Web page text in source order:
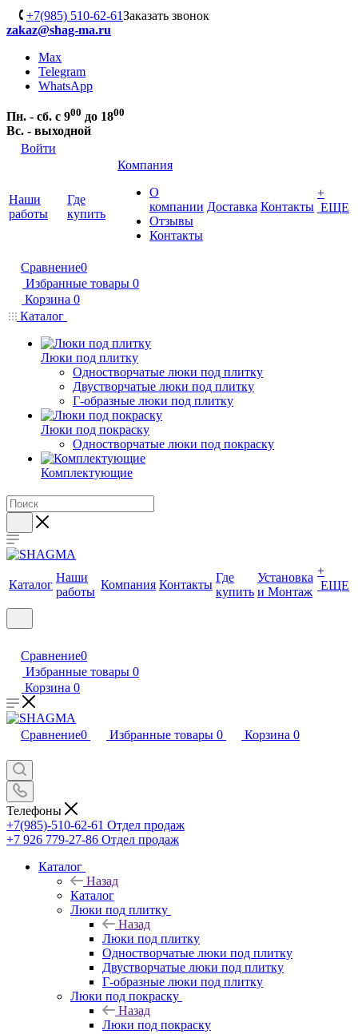
+7(985) 510-62-61Заказать звонок
zakaz@shag-ma.ru
Max
Telegram
WhatsApp
Пн. - сб. с 900 до 1800
Вс. - выходной
Войти
Наши
работы
Где
купить
Компания
О
компании
Отзывы
Контакты
Доставка Контакты
+
ЕЩЕ
Сравнение0
Избранные товары 0
Корзина 0
Каталог
Люки под плитку
Одностворчатые люки под плитку
Двустворчатые люки под плитку
Г-образные люки под плитку
Люки под покраску
Одностворчатые люки под покраску
Комплектующие
Каталог
Наши
работы
Компания Контакты
Где
купить
Установка
и Монтаж
+
ЕЩЕ
Сравнение0
Избранные товары 0
Корзина 0
Сравнение0 Избранные товары 0 Корзина 0
Телефоны
+7(985)-510-62-61 Отдел продаж
‪+7 926 779-27-86‬ Отдел продаж
Каталог
Назад
Каталог
Люки под плитку
Назад
Люки под плитку
Одностворчатые люки под плитку
Двустворчатые люки под плитку
Г-образные люки под плитку
Люки под покраску
Назад
Люки под покраску